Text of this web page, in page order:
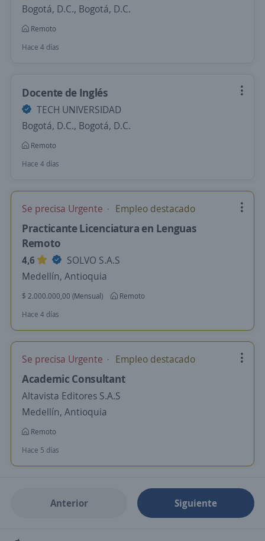
Bogotá, D.C., Bogotá, D.C.
Remoto
Hace 4 días
Docente de Inglés
TECH UNIVERSIDAD
Bogotá, D.C., Bogotá, D.C.
Remoto
Hace 4 días
Se precisa Urgente Empleo destacado
Practicante Licenciatura en Lenguas
Remoto
4,6
SOLVO S.A.S
Medellín, Antioquia
$ 2.000.000,00 (Mensual)
Remoto
Hace 4 días
Se precisa Urgente Empleo destacado
Academic Consultant
Altavista Editores S.A.S
Medellín, Antioquia
Remoto
Hace 5 días
Anterior Siguiente